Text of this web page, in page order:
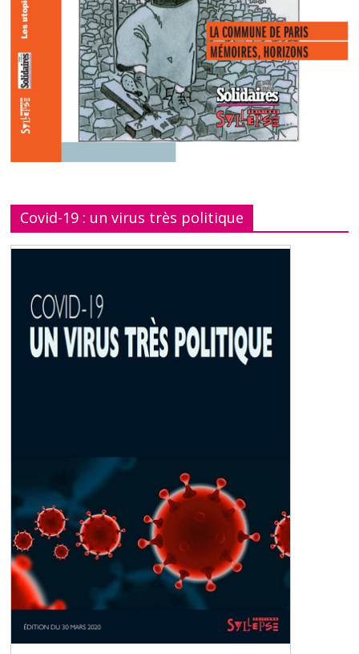
Covid-19 : un virus très politique